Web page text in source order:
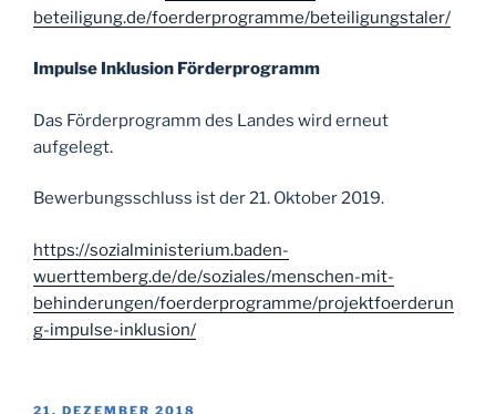
beteiligung.de/foerderprogramme/beteiligungstaler/
Impulse Inklusion Förderprogramm
Das Förderprogramm des Landes wird erneut
aufgelegt.
Bewerbungsschluss ist der 21. Oktober 2019.
https://sozialministerium.baden-
wuerttemberg.de/de/soziales/menschen-mit-
behinderungen/foerderprogramme/projektfoerderun
g-impulse-inklusion/
VERÖFFENTLICHT